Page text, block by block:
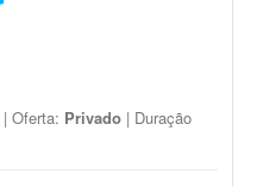
| Oferta: Privado | Duração